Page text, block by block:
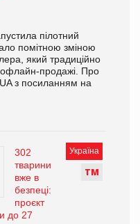
пілотний
помітною зміною
який традиційно
продажі. Про
з посиланням на
Україна
ТМ
302
тварини
вже в
безпеці:
проєкт
до 27